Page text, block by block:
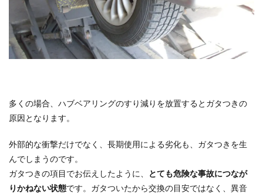
多くの場合、ハブベアリングのすり減りを放置するとガタつきの
原因となります。
外部的な衝撃だけでなく、長期使用による劣化も、ガタつきを生
んでしまうのです。
ガタつきの項目でお伝えしたように、
とても危険な事故につなが
りかねない状態です。ガタついたから交換の目安ではなく、異音